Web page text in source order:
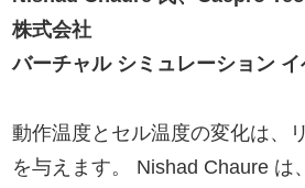
株式会社
バーチャル シミュレーション
動作温度とセル温度の変化は、
を与えます。 Nishad Chaure